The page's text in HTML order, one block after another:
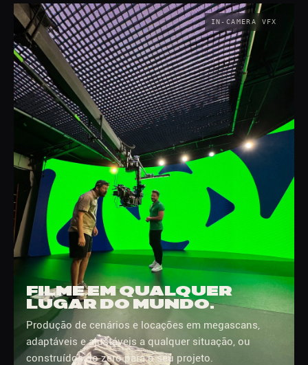
FILME EM QUALQUER
LUGAR DO MUNDO.
Produção de cenários e locações em megascans,
adaptáveis e ajustáveis a qualquer situação, ou
construídos do zero para o seu projeto.